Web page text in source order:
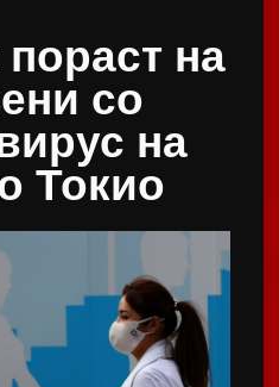
пораст на
со
на
Токио